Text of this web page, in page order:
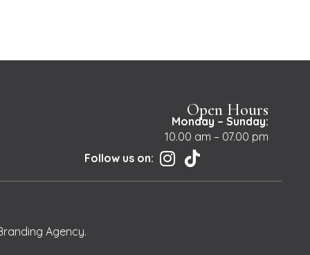
Open Hours
Monday – Sunday:
10.00 am – 07.00 pm
Follow us on:
Agency.